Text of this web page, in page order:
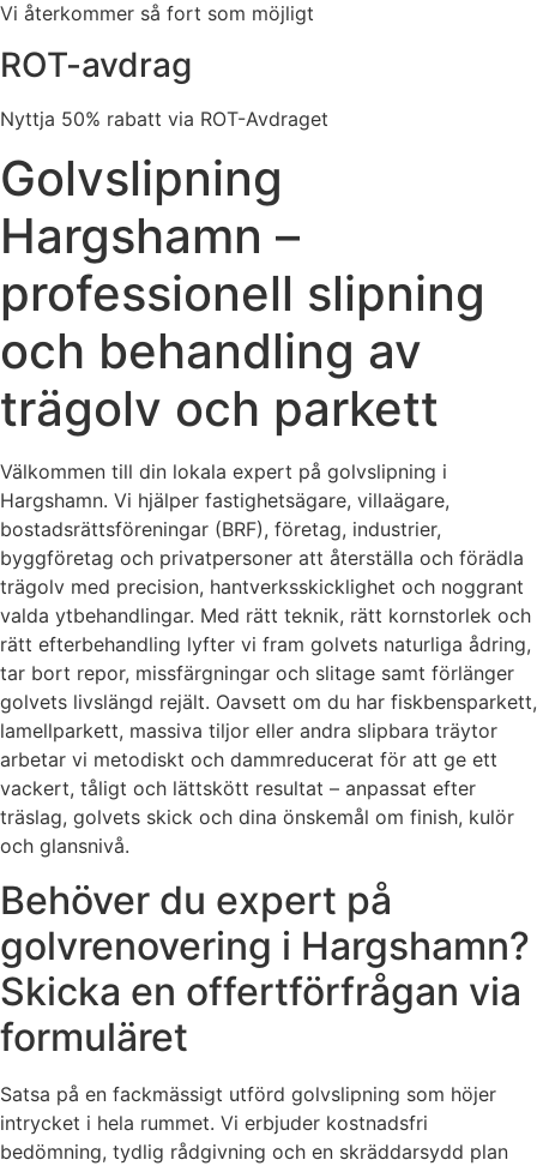
Vi återkommer så fort som möjligt
ROT-avdrag
Nyttja 50% rabatt via ROT-Avdraget
Golvslipning
Hargshamn –
professionell slipning
och behandling av
trägolv och parkett
Välkommen till din lokala expert på golvslipning i
Hargshamn. Vi hjälper fastighetsägare, villaägare,
bostadsrättsföreningar (BRF), företag, industrier,
byggföretag och privatpersoner att återställa och förädla
trägolv med precision, hantverksskicklighet och noggrant
valda ytbehandlingar. Med rätt teknik, rätt kornstorlek och
rätt efterbehandling lyfter vi fram golvets naturliga ådring,
tar bort repor, missfärgningar och slitage samt förlänger
golvets livslängd rejält. Oavsett om du har fiskbensparkett,
lamellparkett, massiva tiljor eller andra slipbara träytor
arbetar vi metodiskt och dammreducerat för att ge ett
vackert, tåligt och lättskött resultat – anpassat efter
träslag, golvets skick och dina önskemål om finish, kulör
och glansnivå.
Behöver du expert på
golvrenovering i Hargshamn?
Skicka en offertförfrågan via
formuläret
Satsa på en fackmässigt utförd golvslipning som höjer
intrycket i hela rummet. Vi erbjuder kostnadsfri
bedömning, tydlig rådgivning och en skräddarsydd plan